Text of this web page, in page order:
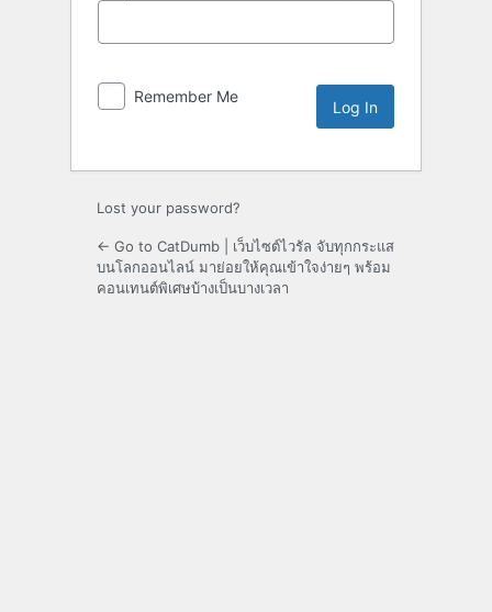
Remember Me
Lost your password?
← Go to CatDumb | เว็บไซต์ไวรัล จับทุกกระแส
บนโลกออนไลน์ มาย่อยให้คุณเข้าใจง่ายๆ พร้อม
คอนเทนต์พิเศษบ้างเป็นบางเวลา